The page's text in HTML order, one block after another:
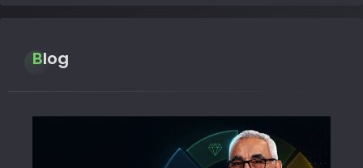
Blog